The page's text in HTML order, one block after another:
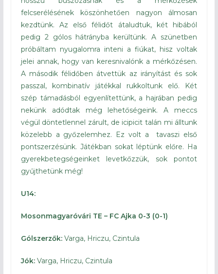
felcserélésének köszönhetően nagyon álmosan
kezdtünk. Az első félidőt átaludtuk, két hibából
pedig 2 gólos hátrányba kerültünk. A szünetben
próbáltam nyugalomra inteni a fiúkat, hisz voltak
jelei annak, hogy van keresnivalónk a mérkőzésen.
A második félidőben átvettük az irányítást és sok
passzal, kombinatív játékkal rukkoltunk elő. Két
szép támadásból egyenlítettünk, a hajrában pedig
nekünk adódtak még lehetőségeink. A meccs
végül döntetlennel zárult, de icipicit talán mi álltunk
közelebb a győzelemhez. Ez volt a tavaszi első
pontszerzésünk. Játékban sokat léptünk előre. Ha
gyerekbetegségeinket levetkőzzük, sok pontot
gyűjthetünk még!
U14:
Mosonmagyaróvári TE – FC Ajka 0-3 (0-1)
Gólszerzők: Varga, Hriczu, Czintula
Jók: Varga, Hriczu, Czintula